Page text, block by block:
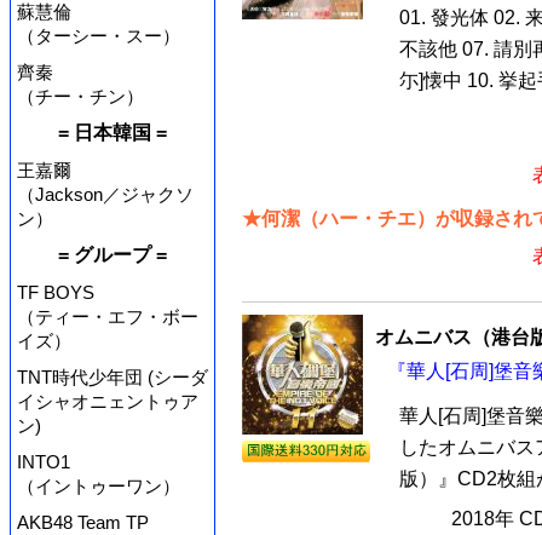
蘇慧倫
（ターシー・スー）
齊秦
（チー・チン）
= 日本韓国 =
王嘉爾
（Jackson／ジャクソ
ン）
= グループ =
TF BOYS
（ティー・エフ・ボー
イズ）
TNT時代少年団 (シーダ
イシャオニェントゥア
ン)
INTO1
（イントゥーワン）
AKB48 Team TP
01. 發光体 02.
不該他 07. 請別
尓]懐中 10. 挙起
★何潔（ハー・チエ）が収録され
オムニバス（港台
『華人[石周]堡
華人[石周]堡音
したオムニバ
版）』CD2枚組
2018年